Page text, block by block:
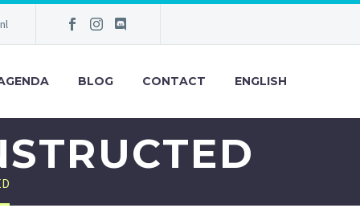
BLOG CONTACT ENGLISH